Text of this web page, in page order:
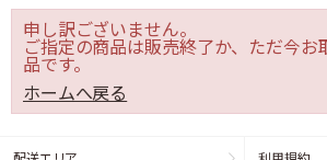
申し訳ございません。
ご指定の商品は販売終了か、ただ今お
品です。
ホームへ戻る